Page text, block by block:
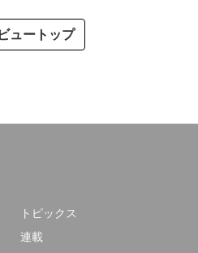
ュートップ
トピックス
連載